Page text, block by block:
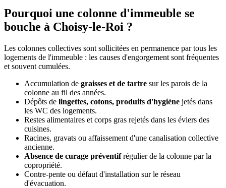
Pourquoi une colonne d'immeuble se
bouche à Choisy-le-Roi ?
Les colonnes collectives sont sollicitées en permanence par tous les
logements de l'immeuble : les causes d'engorgement sont fréquentes
et souvent cumulées.
Accumulation de graisses et de tartre sur les parois de la
colonne au fil des années.
Dépôts de lingettes, cotons, produits d'hygiène jetés dans
les WC des logements.
Restes alimentaires et corps gras rejetés dans les éviers des
cuisines.
Racines, gravats ou affaissement d'une canalisation collective
ancienne.
Absence de curage préventifrégulier de la colonne par la
copropriété.
Contre-pente ou défaut d'installation sur le réseau
d'évacuation.